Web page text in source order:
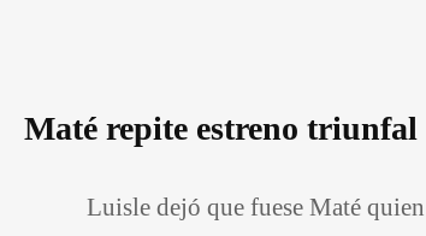
Maté repite estreno triunfal
Luisle dejó que fuese Maté